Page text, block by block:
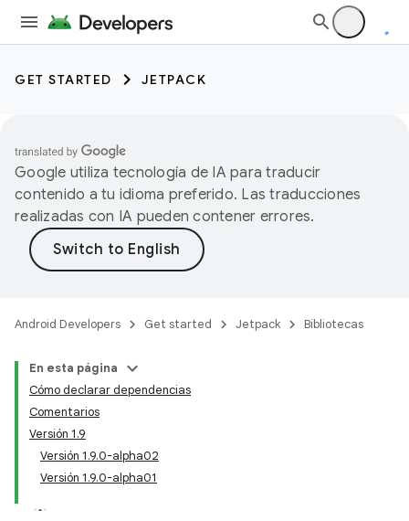
GET STARTED JETPACK
Google utiliza tecnología de IA para traducir
contenido a tu idioma preferido. Las traducciones
realizadas con IA pueden contener errores.
Android Developers Get started Jetpack Bibliotecas
En esta página
Cómo declarar dependencias
Comentarios
Versión 1.9
Versión 1.9.0-alpha02
Versión 1.9.0-alpha01